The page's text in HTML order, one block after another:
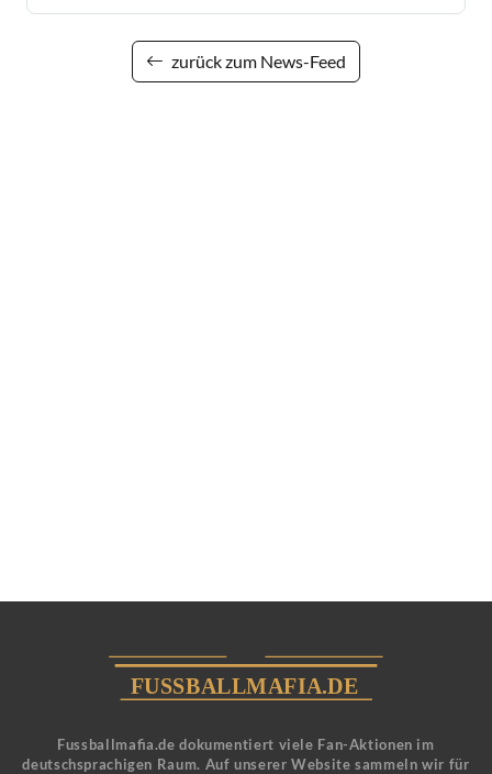
zurück zum News-Feed
Fussballmafia.de dokumentiert viele Fan-Aktionen im
deutschsprachigen Raum. Auf unserer Website sammeln wir für